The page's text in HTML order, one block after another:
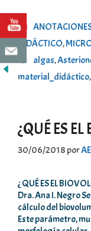
Categorías
DIDÁCTICO,
Etiquetas
algas,
material_didáctico,
¿QUÉ ES
30/06/2018por
¿ QUÉ ES EL
Dra. Ana I. Negro
cálculo del
Este parámetro,